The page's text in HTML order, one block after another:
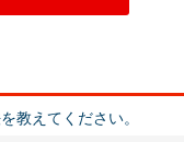
教えてください。